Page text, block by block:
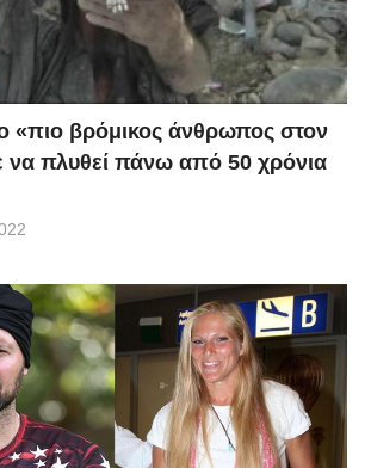
«πιο βρόμικος άνθρωπος στον
να πλυθεί πάνω από 50 χρόνια